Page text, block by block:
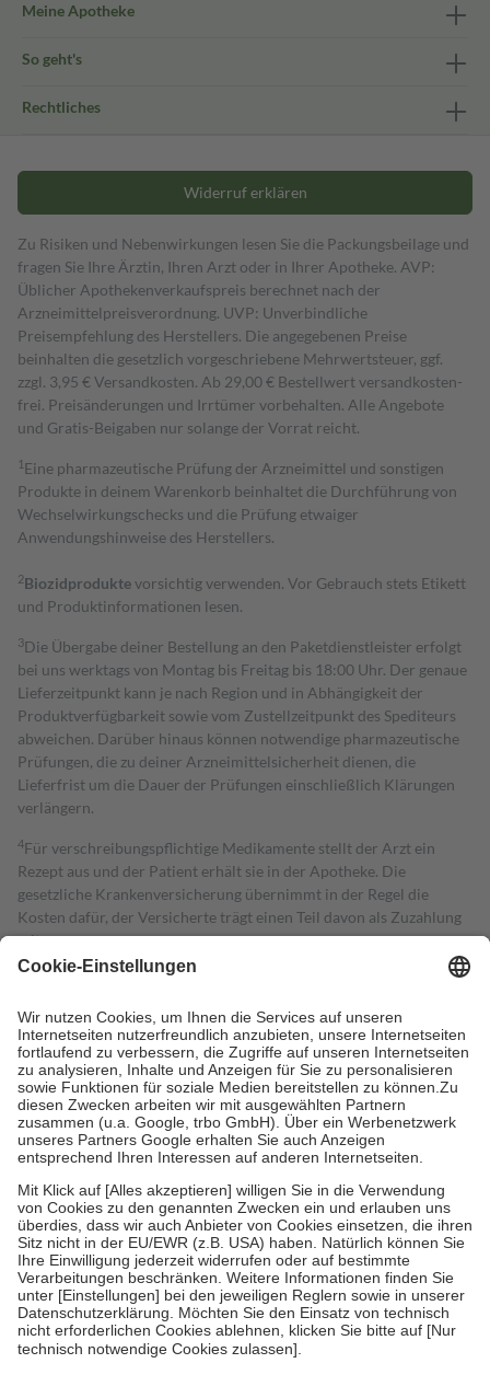
Meine Apotheke
So geht's
Rechtliches
Widerruf erklären
Zu Risiken und Nebenwirkungen lesen Sie die Packungsbeilage und
fragen Sie Ihre Ärztin, Ihren Arzt oder in Ihrer Apotheke. AVP:
Üblicher Apothekenverkaufspreis berechnet nach der
Arzneimittelpreisverordnung. UVP: Unverbindliche
Preisempfehlung des Herstellers. Die angegebenen Preise
beinhalten die gesetzlich vorgeschriebene Mehrwertsteuer, ggf.
zzgl. 3,95 € Versandkosten. Ab 29,00 € Bestell­wert versand­kosten­
frei. Preisänderungen und Irrtümer vorbehalten. Alle Angebote
und Gratis-Beigaben nur solange der Vorrat reicht.
1 Eine pharmazeutische Prüfung der Arzneimittel und sonstigen
Produkte in deinem Warenkorb beinhaltet die Durchführung von
Wechselwirkungschecks und die Prüfung etwaiger
Anwendungshinweise des Herstellers.
2Biozidproduktevorsichtig verwenden. Vor Gebrauch stets Etikett
und Produktinformationen lesen.
3Die Übergabe deiner Bestellung an den Paketdienstleister erfolgt
bei uns werktags von Montag bis Freitag bis 18:00 Uhr. Der genaue
Lieferzeitpunkt kann je nach Region und in Abhängigkeit der
Produktverfügbarkeit sowie vom Zustellzeitpunkt des Spediteurs
abweichen. Darüber hinaus können notwendige pharmazeutische
Prüfungen, die zu deiner Arzneimittelsicherheit dienen, die
Lieferfrist um die Dauer der Prüfungen einschließlich Klärungen
verlängern.
4Für verschreibungspflichtige Medikamente stellt der Arzt ein
Rezept aus und der Patient erhält sie in der Apotheke. Die
gesetzliche Krankenversicherung übernimmt in der Regel die
Kosten dafür, der Versicherte trägt einen Teil davon als Zuzahlung
mit.
Grundsätzlich leisten Mitglieder Zuzahlungen in Höhe von zehn
höchstens zehn Euro.
Es sind jedoch nie mehr als die tatsächlichen
Kosten der Leistung zu entrichten.
Diese Regeln gelten grundsätzlich auch für Online-Apotheken.
Bei Heilmitteln und häuslicher Krankenpflege beträgt die
Zuzahlung zehn Prozent der Kosten sowie zehn Euro je
Verordnung.
Um das Engagement der Versicherten für ihre eigene Gesundheit zu
stärken und die besondere Stellung der Familie zu unterstützen,
fallenkeine Zuzahlungenan bei:
• Kindern und Jugendlichen bis zum vollendeten 18. Lebensjahr
mit Ausnahme der Fahrkosten
• Untersuchungen zur Vorsorge und Früherkennung, die von der
GKV getragen werden
• empfohlenen Schutzimpfungen
• Harn- und Blutteststreifen